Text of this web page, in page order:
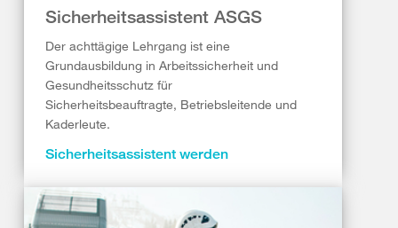
Sicherheitsassistent ASGS
Der achttägige Lehrgang ist eine
Grundausbildung in Arbeitssicherheit und
Gesundheitsschutz für
Sicherheitsbeauftragte, Betriebsleitende und
Kaderleute.
Sicherheitsassistent werden